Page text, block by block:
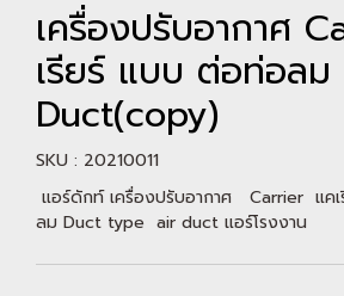
เครื่องปรับอากาศ
เรียร์ แบบ ต่อท่อล
Duct(copy)
SKU : 20210011
แอร์ดักท์ เครื่องปรับอากาศ Carrier แค
ลม Duct type air duct แอร์โรงงาน